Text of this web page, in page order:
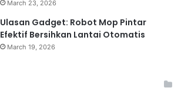
March 23, 2026
Ulasan Gadget: Robot Mop Pintar
Efektif Bersihkan Lantai Otomatis
March 19, 2026